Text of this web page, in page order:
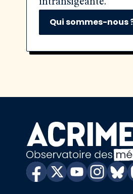
intransigeante.
Qui sommes-nous